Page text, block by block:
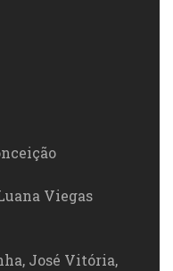
Viegas
José Vitória,